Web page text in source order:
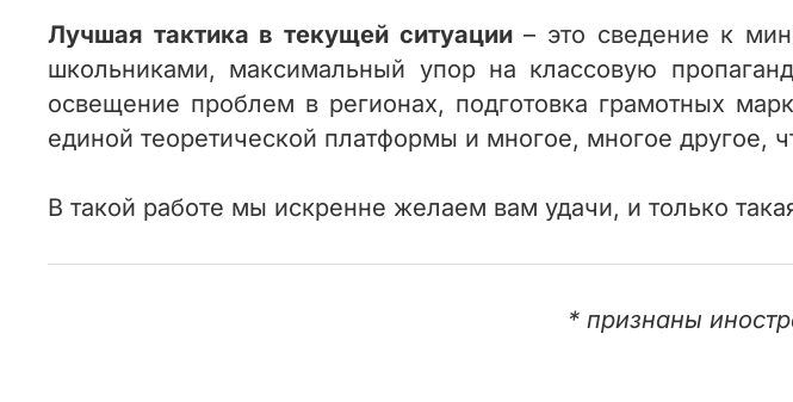
Лучшая тактика в текущей ситуации– это сведение к
школьниками, максимальный упор на классовую
освещение проблем в регионах, подготовка грамотных
единой теоретической платформы и многое, многое другое,
В такой работе мы искренне желаем вам удачи, и только
* признаны